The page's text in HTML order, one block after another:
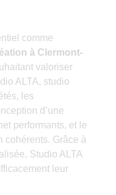
comme
à Clermont-
valoriser
ALTA, studio
les
d’une
performants, et le
cohérents. Grâce à
Studio ALTA
leur